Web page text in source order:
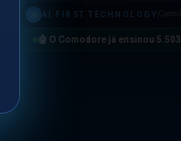
AI FIRST TECHNOLOGY
🤖 O Comodore já ensinou 5.503